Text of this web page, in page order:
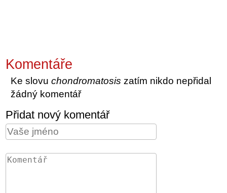
Komentáře
Ke slovuchondromatosis zatím nikdo nepřidal
žádný komentář
Přidat nový komentář